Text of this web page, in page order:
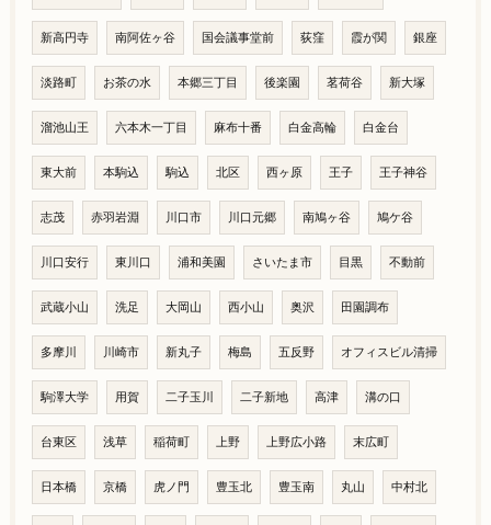
新高円寺 南阿佐ヶ谷 国会議事堂前 荻窪 霞が関 銀座
淡路町 お茶の水 本郷三丁目 後楽園 茗荷谷 新大塚
溜池山王 六本木一丁目 麻布十番 白金高輪 白金台
東大前 本駒込 駒込 北区 西ヶ原 王子 王子神谷
志茂 赤羽岩淵 川口市 川口元郷 南鳩ヶ谷 鳩ケ谷
川口安行 東川口 浦和美園 さいたま市 目黒 不動前
武蔵小山 洗足 大岡山 西小山 奥沢 田園調布
多摩川 川崎市 新丸子 梅島 五反野 オフィスビル清掃
駒澤大学 用賀 二子玉川 二子新地 高津 溝の口
台東区 浅草 稲荷町 上野 上野広小路 末広町
日本橋 京橋 虎ノ門 豊玉北 豊玉南 丸山 中村北